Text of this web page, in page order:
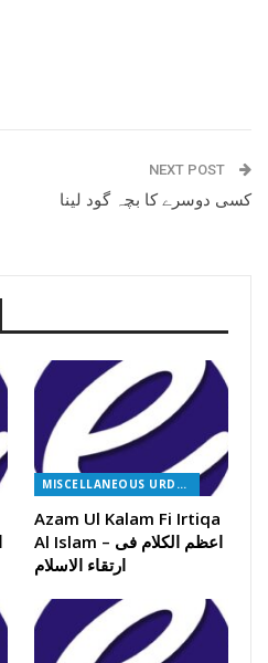
NEXT POST
کسی دوسرے کا بچہ گود لینا
MISCELLANEOUS URDU BOOKS
Azam Ul Kalam Fi Irtiqa
Al Islam – اعظم الکلام فی
ارتقاء الاسلام